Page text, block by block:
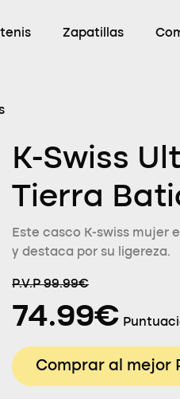
Zapatillas
K-Swiss
Tierra
Este casco K-swiss mujer
y destaca por su ligereza.
P.V.P 99.99€
74.99€
Comprar al mejor